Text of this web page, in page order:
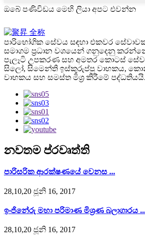
ඔබේ පණිවිඩය මෙහි ලියා අපට එවන්න
පාරිභෝගික සේවය සඳහා එකවර
සමාගම ප්‍රධාන වශයෙන් ගනුදෙනු
පැලෑටි උපකරණ සහ අමතර කොටස්
සිලෝ, සිමෙන්ති ඉස්කුරුප්පු වාහකය,
වාහකය සහ සමස්ත මිශ්‍ර කිරීමේ පද්ධතියයි.
නවතම ප්රවෘත්ති
පාරිසරික ආරක්ෂණයේ වෙනස ...
28,10,20 ජූනි 16, 2017
ඉංජිනේරු මහා පරිමාණ මිශ්‍රණ බලාගාරය
28,10,20 ජූනි 16, 2017